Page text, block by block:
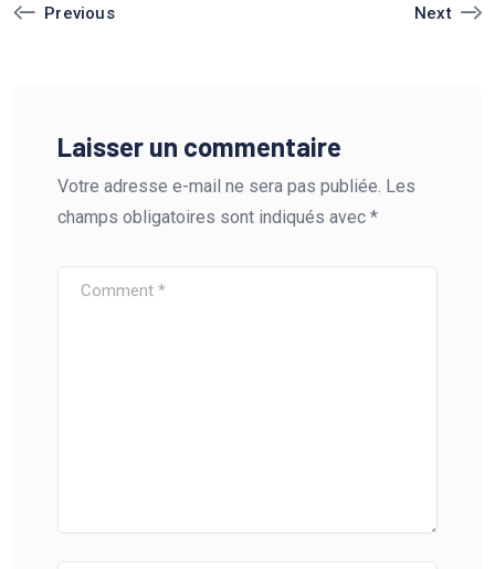
Previous Next
Laisser un commentaire
Votre adresse e-mail ne sera pas publiée. Les
champs obligatoires sont indiqués avec *